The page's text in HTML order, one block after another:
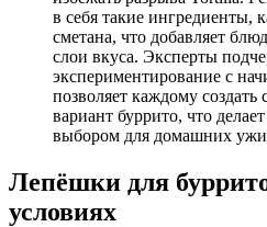
в себя такие ингредиенты,
сметана, что добавляет
слои вкуса. Эксперты
экспериментирование с
позволяет каждому
вариант буррито, что
выбором для домашних
Лепёшки для
условиях